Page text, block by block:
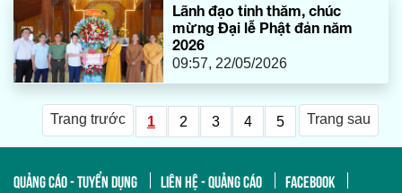
Lãnh đạo tỉnh thăm, chúc
mừng Đại lễ Phật đản năm
2026
09:57, 22/05/2026
Trang trước 1 2 3 4 5 Trang sau
QUẢNG CÁO - TUYỂN DỤNG LIÊN HỆ - QUẢNG CÁO
FACEBOOK